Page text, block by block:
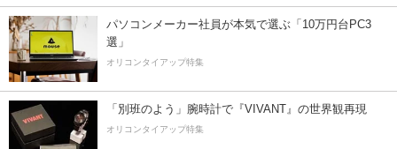
パソコンメーカー社員が本気で選ぶ「10万円台PC3
選」
オリコンタイアップ特集
「別班のよう」腕時計で『VIVANT』の世界観再現
オリコンタイアップ特集